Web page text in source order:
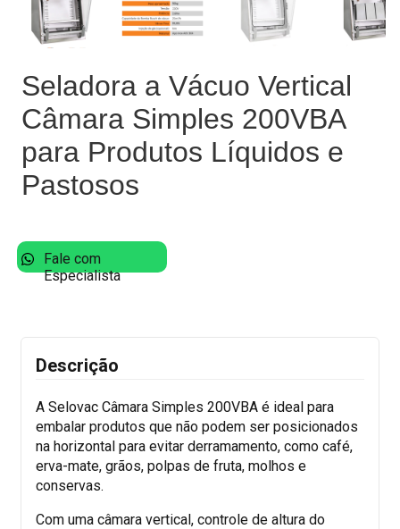
Seladora a Vácuo Vertical
Câmara Simples 200VBA
para Produtos Líquidos e
Pastosos
Fale com
Especialista
Descrição
A Selovac Câmara Simples 200VBA é ideal para
embalar produtos que não podem ser posicionados
na horizontal para evitar derramamento, como café,
erva-mate, grãos, polpas de fruta, molhos e
conservas.
Com uma câmara vertical, controle de altura do